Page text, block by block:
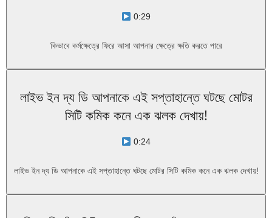
0:29
কিভাবে কর্মক্ষেত্রে ফিরে আসা আপনার ক্ষেত্রে ক্ষতি করতে পারে
লাইভ ইন দ্য ডি আপনাকে এই সপ্তাহান্তে ঘটছে মোটর
সিটি কমিক কনে এক ঝলক দেখায়!
0:24
লাইভ ইন দ্য ডি আপনাকে এই সপ্তাহান্তে ঘটছে মোটর সিটি কমিক কনে এক ঝলক দেখায়!